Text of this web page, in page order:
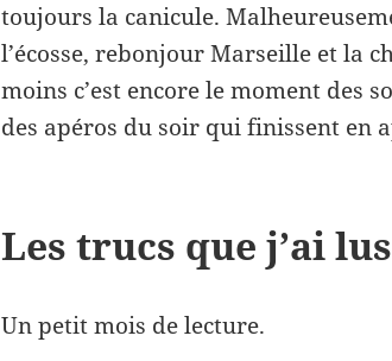
toujours la canicule.
l’écosse, rebonjour Marseille et la
moins c’est encore le moment des
des apéros du soir qui finissent en
Les trucs que j’ai
Un petit mois de lecture.